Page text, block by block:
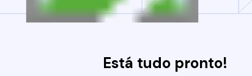
Está tudo pronto!